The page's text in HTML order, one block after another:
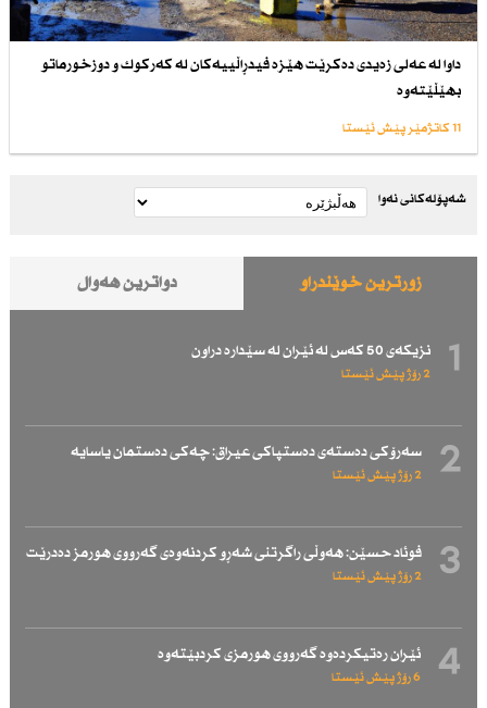
داوا لە عەلی زەیدی دەكرێت هێزە فیدڕاڵییەكان لە كەركوك و دوزخورماتو
بهێڵێتەوە
11 کاتژمێر پێش ئێستا
شەپۆلەکانی نەوا
زۆرترین خوێندراو دواترین هەواڵ
1 نزیكەی 50 كەس لە ئێران لە سێدارە دراون
2 رۆژ پێش ئێستا
2 سەرۆكی دەستەی دەستپاكی عیراق: چەكی دەستمان یاسایە
2 رۆژ پێش ئێستا
3 فوئاد حسێن: هەوڵی راگرتنی شەڕو كردنەوەی گەرووی هورمز دەدرێت
2 رۆژ پێش ئێستا
4 ئێران رەتیكردەوە گەرووی هورمزی كردبێتەوە
6 رۆژ پێش ئێستا